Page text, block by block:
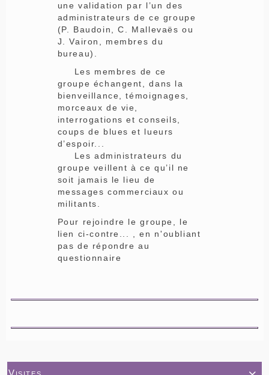
une validation par l’un des
administrateurs de ce groupe
(P. Baudoin, C. Mallevaës ou
J. Vairon, membres du
bureau).
Les membres de ce
groupe échangent, dans la
bienveillance, témoignages,
morceaux de vie,
interrogations et conseils,
coups de blues et lueurs
d’espoir...
Les administrateurs du
groupe veillent à ce qu’il ne
soit jamais le lieu de
messages commerciaux ou
militants.
Pour rejoindre le groupe, le
lien ci-contre... , en n'oubliant
pas de répondre au
questionnaire
Visites